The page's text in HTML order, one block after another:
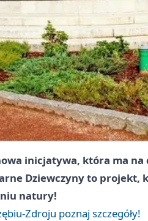
inicjatywa, która ma
Dziewczyny to projekt,
natury!
Zdroju poznaj szczegóły!